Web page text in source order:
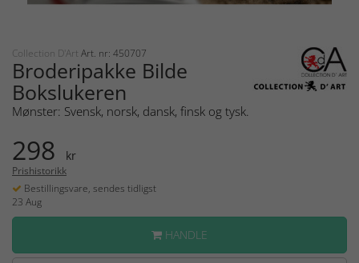
Collection D'Art Art. nr: 450707
Broderipakke Bilde
Bokslukeren
Mønster: Svensk, norsk, dansk, finsk og tysk.
298 kr
Prishistorikk
Bestillingsvare, sendes tidligst
23 Aug
HANDLE